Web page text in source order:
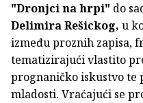
"Dronjci na hrpi" do
Delimira Rešickog, u
između proznih zapisa,
tematizirajući vlastito
prognaničko iskustvo te
mladosti. Vraćajući se